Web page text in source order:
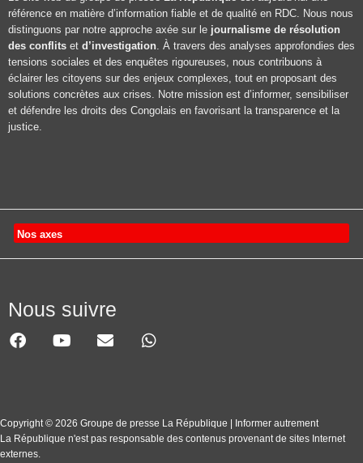
référence en matière d’information fiable et de qualité en RDC. Nous nous
distinguons par notre approche axée sur le journalisme de résolution
des conflits et d’investigation . À travers des analyses approfondies des
tensions sociales et des enquêtes rigoureuses, nous contribuons à
éclairer les citoyens sur des enjeux complexes, tout en proposant des
solutions concrètes aux crises. Notre mission est d’informer, sensibiliser
et défendre les droits des Congolais en favorisant la transparence et la
justice.
Nos axes
Nous suivre
Copyright © 2026 Groupe de presse La République | Informer autrement
La République n'est pas responsable des contenus provenant de sites Internet
externes.